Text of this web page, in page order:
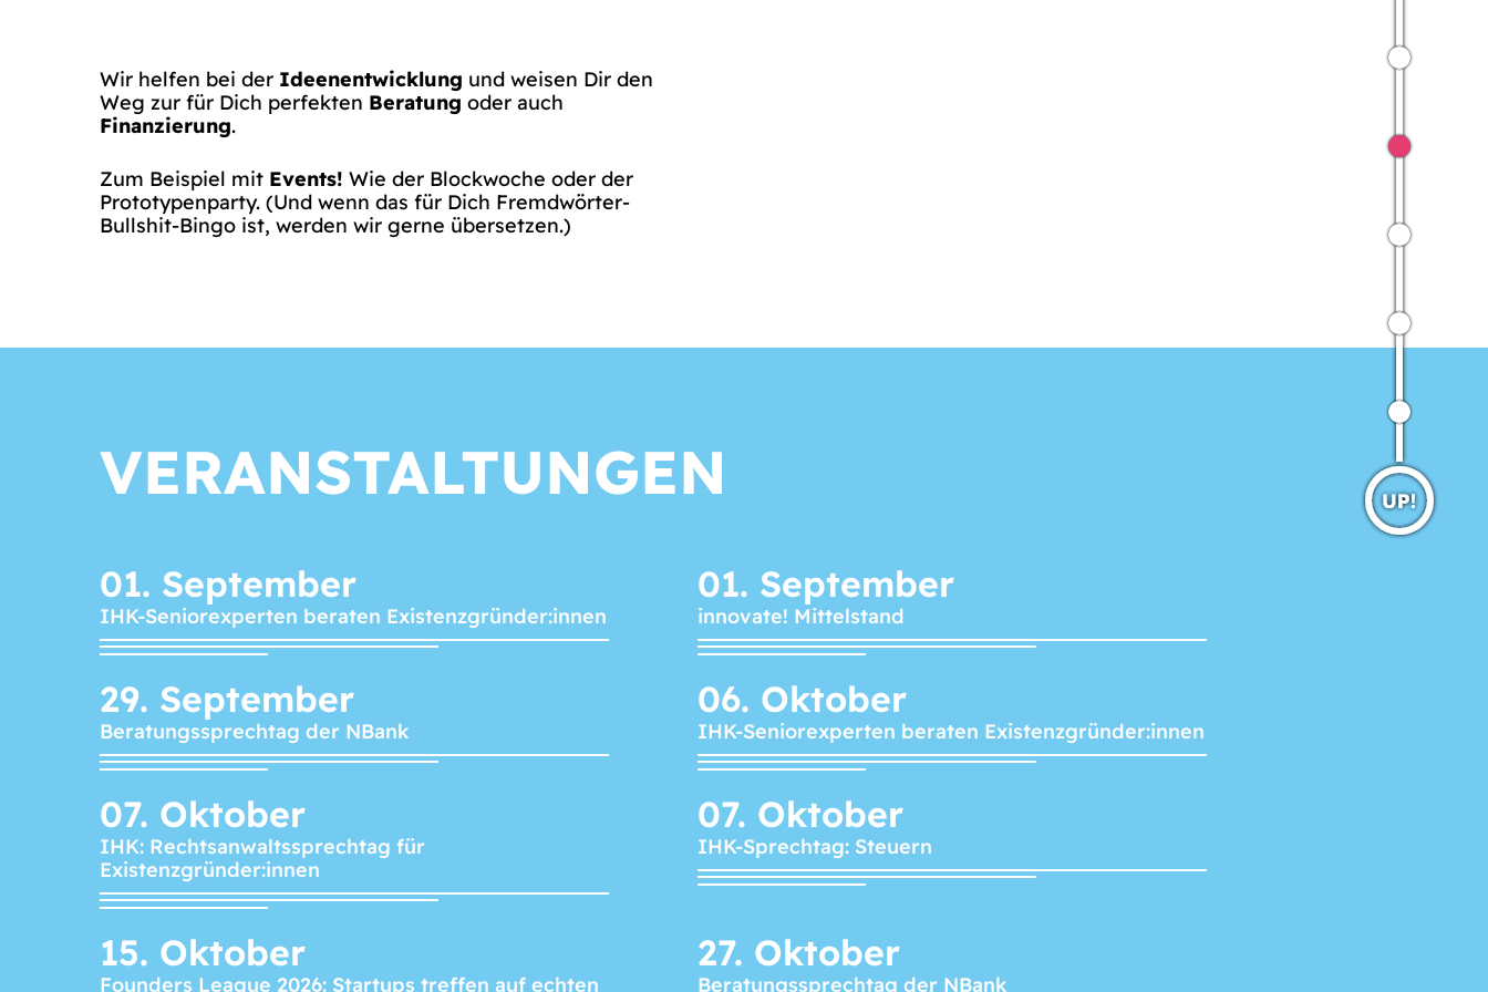
Wir helfen bei der Ideenentwicklung und weisen Dir den
Weg zur für Dich perfekten Beratung oder auch
Finanzierung.
Zum Beispiel mit Events! Wie der Blockwoche oder der
Prototypenparty. (Und wenn das für Dich Fremdwörter-
Bullshit-Bingo ist, werden wir gerne übersetzen.)
VERANSTALTUNGEN
01. September
IHK-Seniorexperten beraten Existenzgründer:innen
01. September
innovate! Mittelstand
29. September
Beratungssprechtag der NBank
06. Oktober
IHK-Seniorexperten beraten Existenzgründer:innen
07. Oktober
IHK: Rechtsanwaltssprechtag für
Existenzgründer:innen
07. Oktober
IHK-Sprechtag: Steuern
15. Oktober
Founders League 2026: Startups treffen auf echten
27. Oktober
Beratungssprechtag der NBank